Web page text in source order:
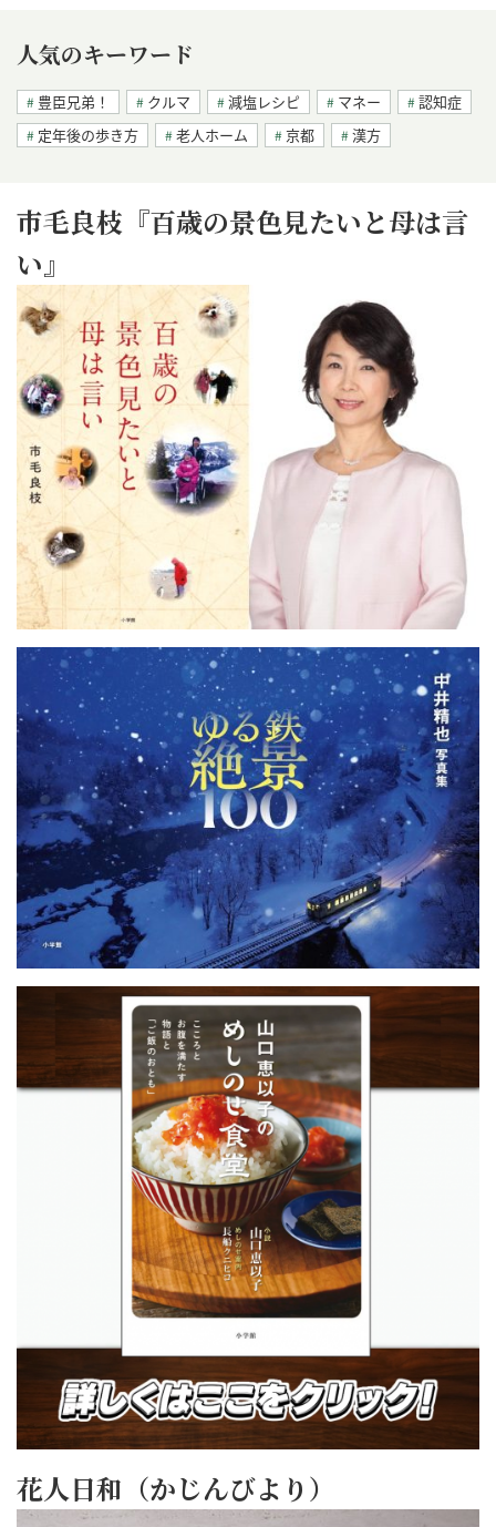
人気のキーワード
豊臣兄弟！ クルマ 減塩レシピ マネー
認知症
定年後の歩き方
老人ホーム 京都 漢方
市毛良枝『百歳の景色見たいと母は言
い』
花人日和（かじんびより）